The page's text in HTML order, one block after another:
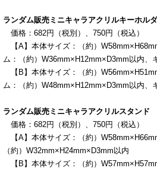
ランダム販売ミニキャラアクリルキーホル
価格：682円（税別）、750円（税込）
【A】本体サイズ：（約）
ム：（約）W36mm×H12mm×D3mm以内、
【B】 本体サイズ：（約）
ム：（約）W48mm×H12mm×D3mm以内、
ランダム販売ミニキャラアクリルスタンド
価格：682円（税別）、750円（税込）
【A】本体サイズ：（約）
（約）W32mm×H24mm×D3mm以内
【B】本体サイズ：（約）